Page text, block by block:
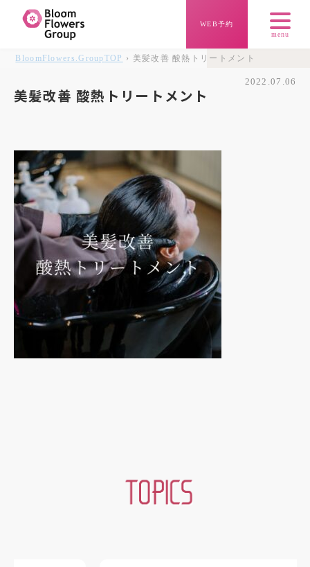
WEB予約
menu
BloomFlowers.GroupTOP › 美髪改善 酸熱トリートメント
美髪改善 酸熱トリートメント
2022.07.06